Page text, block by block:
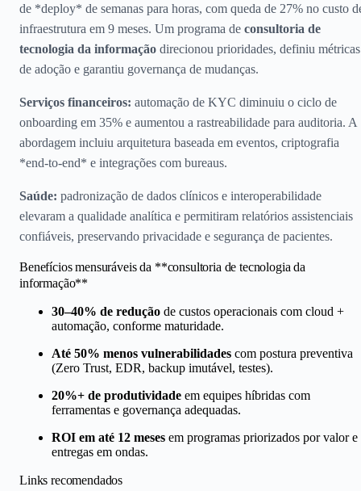
de *deploy* de semanas para horas, com queda de 27% no custo
infraestrutura em 9 meses. Um programa de consultoria de
tecnologia da informação direcionou prioridades, definiu métricas
de adoção e garantiu governança de mudanças.
Serviços financeiros: automação de KYC diminuiu o ciclo de
onboarding em 35% e aumentou a rastreabilidade para auditoria. A
abordagem incluiu arquitetura baseada em eventos, criptografia
*end-to-end* e integrações com bureaus.
Saúde: padronização de dados clínicos e interoperabilidade
elevaram a qualidade analítica e permitiram relatórios assistenciais
confiáveis, preservando privacidade e segurança de pacientes.
Benefícios mensuráveis da **consultoria de tecnologia da
informação**
30–40% de redução de custos operacionais com cloud +
automação, conforme maturidade.
Até 50% menos vulnerabilidades com postura preventiva
(Zero Trust, EDR, backup imutável, testes).
20%+ de produtividade em equipes híbridas com
ferramentas e governança adequadas.
ROI em até 12 meses em programas priorizados por valor e
entregas em ondas.
Links recomendados